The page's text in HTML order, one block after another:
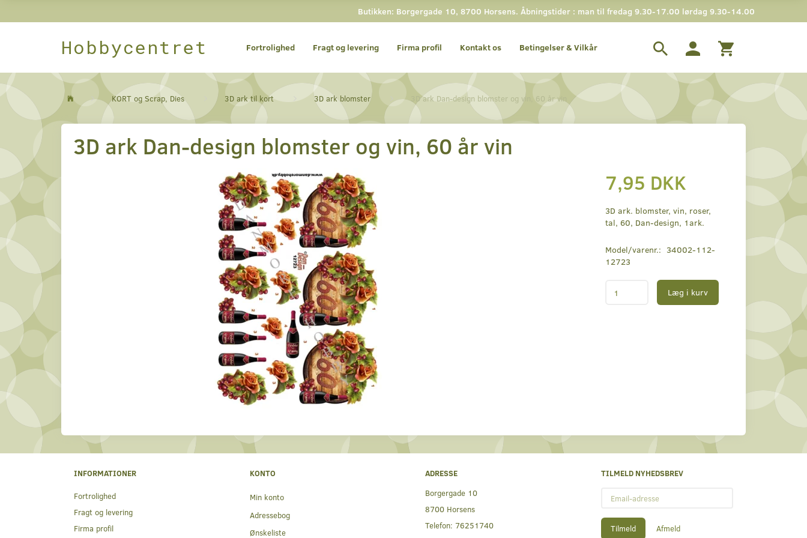
Butikken: Borgergade 10, 8700 Horsens. Åbningstider : man til fredag 9.30-17.00 lørdag 9.30-14.00
Hobbycentret Fortrolighed Fragt og levering Firma profil Kontakt os Betingelser & Vilkår
KORT og Scrap, Dies 3D ark til kort 3D ark blomster 3D ark Dan-design blomster og vin, 60 år vin
3D ark Dan-design blomster og vin, 60 år vin
7,95 DKK
3D ark. blomster, vin, roser,
tal, 60, Dan-design, 1ark.
Model/varenr.: 34002-112-
12723
Læg i kurv
INFORMATIONER
Fortrolighed
Fragt og levering
Firma profil
KONTO
Min konto
Adressebog
Ønskeliste
ADRESSE
Borgergade 10
8700 Horsens
Telefon: 76251740
TILMELD NYHEDSBREV
adresse
Tilmeld Afmeld